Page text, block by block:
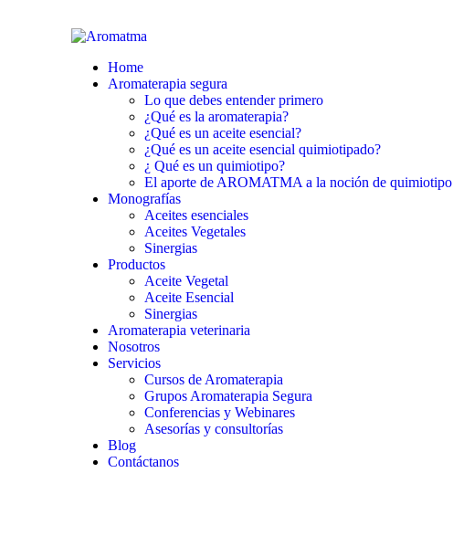
Home
Aromaterapia segura
Lo que debes entender primero
¿Qué es la aromaterapia?
¿Qué es un aceite esencial?
¿Qué es un aceite esencial quimiotipado?
¿ Qué es un quimiotipo?
El aporte de AROMATMA a la noción de quimiotipo
Monografías
Aceites esenciales
Aceites Vegetales
Sinergias
Productos
Aceite Vegetal
Aceite Esencial
Sinergias
Aromaterapia veterinaria
Nosotros
Servicios
Cursos de Aromaterapia
Grupos Aromaterapia Segura
Conferencias y Webinares
Asesorías y consultorías
Blog
Contáctanos